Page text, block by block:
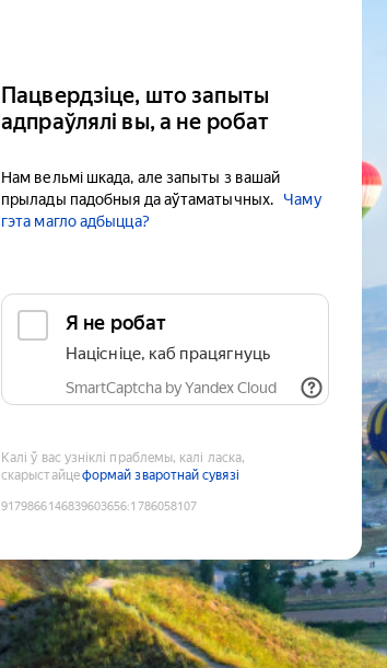
Пацвердзіце, што запыты
адпраўлялі вы, а не робат
Нам вельмі шкада, але запыты з вашай
прылады падобныя да аўтаматычных.
Чаму
гэта магло адбыцца?
Я не робат
Націсніце, каб працягнуць
SmartCaptcha by Yandex Cloud
Калі ў вас узніклі праблемы, калі ласка,
скарыстайцеформай зваротнай сувязі
9179866146839603656:1786058107